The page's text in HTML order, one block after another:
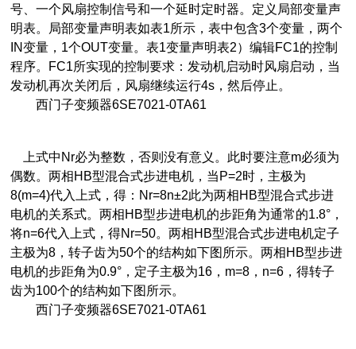
号、一个风扇控制信号和一个延时定时器。定义局部变量声
明表。局部变量声明表如表1所示，表中包含3个变量，两个
IN变量，1个OUT变量。表1变量声明表2）编辑FC1的控制
程序。FC1所实现的控制要求：发动机启动时风扇启动，当
发动机再次关闭后，风扇继续运行4s，然后停止。
西门子变频器6SE7021-0TA61
上式中Nr必为整数，否则没有意义。此时要注意m必须为
偶数。两相HB型混合式步进电机，当P=2时，主极为
8(m=4)代入上式，得：Nr=8n±2此为两相HB型混合式步进
电机的关系式。两相HB型步进电机的步距角为通常的1.8°，
将n=6代入上式，得Nr=50。两相HB型混合式步进电机定子
主极为8，转子齿为50个的结构如下图所示。两相HB型步进
电机的步距角为0.9°，定子主极为16，m=8，n=6，得转子
齿为100个的结构如下图所示。
西门子变频器6SE7021-0TA61